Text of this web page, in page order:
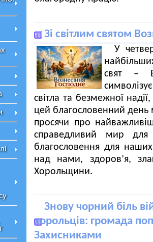
Зі світлим святом
У
свят –
світла та безмежної
цей благословенний
просячи про
справедливий мир для
благословення для
над нами, здоров’я,
Хорольщини.
Знову чорний біль
хорольців: громада
Захисниками